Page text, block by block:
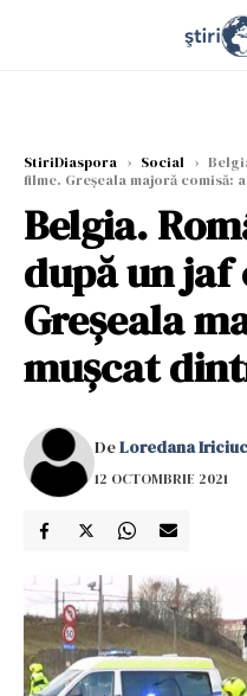
StiriDiaspora › Social ›
filme. Greșeala majoră comisă:
Belgia.
după un
Greșeala
mușcat
DeLoredana Iriciuc
12 OCTOMBRIE 2021